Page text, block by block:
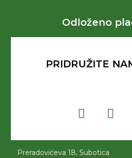
Odloženo
PRIDRUŽITE
Preradovićeva 18, Subotica